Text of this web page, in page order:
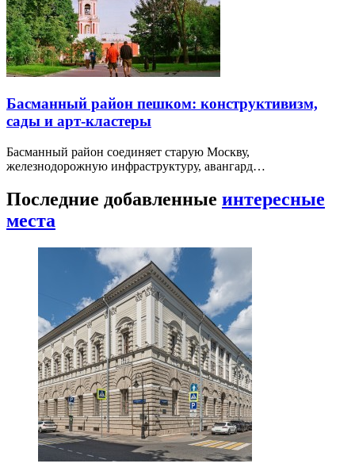
Басманный район пешком: конструктивизм,
сады и арт-кластеры
Басманный район соединяет старую Москву,
железнодорожную инфраструктуру, авангард…
Последние добавленные интересные
места